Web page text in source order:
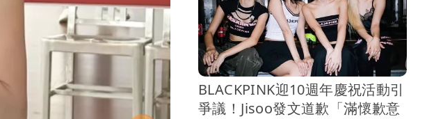
就讀律師相關科系的兒子，「他可能在
忙，很少聯繫」。連兒子已經成為實習
生，到加拿大實習了，都是從他84歲老母
口中聽到，他笑說自己和上一代爸媽不一
樣，認為子女都是獨立的個體了，太常聯
絡會造成小孩壓力。
BLACKPINK迎10週年慶祝活動引
爭議！Jisoo發文道歉「滿懷歉意